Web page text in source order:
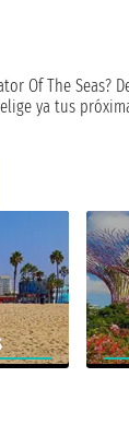
Of The Seas?
ya tus